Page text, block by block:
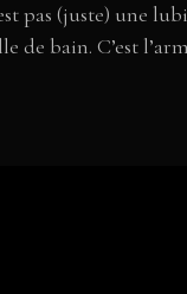
pas (juste) une
de bain. C’est